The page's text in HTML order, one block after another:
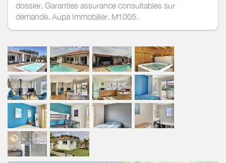
dossier. Garanties assurance consultables sur
demande. Aupa Immobilier. M1005.